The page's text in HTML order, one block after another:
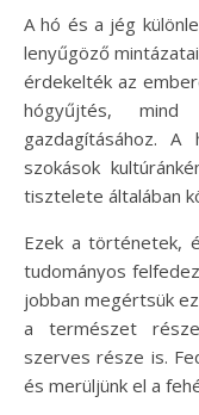
A hó és a jég
lenyűgöző
érdekelték az
hógyűjtés, mind
gazdagításához. A
szokások
tisztelete általában
Ezek a történetek,
tudományos
jobban megértsük
a természet
szerves része is.
és merüljünk el a